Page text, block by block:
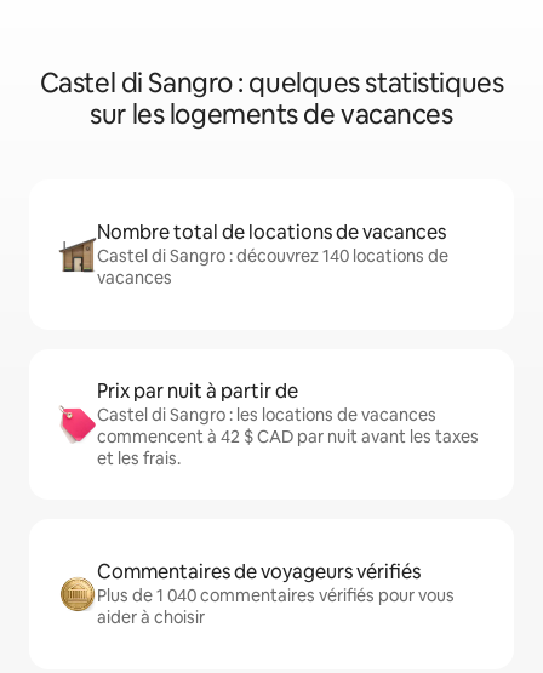
Castel di Sangro : quelques statistiques
sur les logements de vacances
Nombre total de locations de vacances
Castel di Sangro : découvrez 140 locations de
vacances
Prix par nuit à partir de
Castel di Sangro : les locations de vacances
commencent à 42 $ CAD par nuit avant les taxes
et les frais.
Commentaires de voyageurs vérifiés
Plus de 1 040 commentaires vérifiés pour vous
aider à choisir